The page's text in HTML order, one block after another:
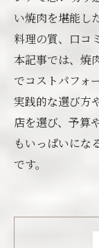
い焼肉を堪能し
料理の質、口コ
本記事では、焼
でコストパフォ
実践的な選び方
店を選び、予算
もいっぱいにな
です。